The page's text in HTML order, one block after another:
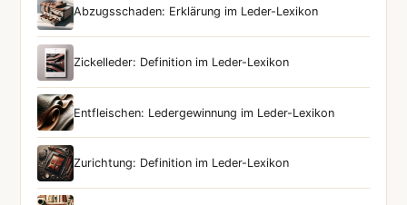
Abzugsschaden: Erklärung im Leder-Lexikon
Zickelleder: Definition im Leder-Lexikon
Entfleischen: Ledergewinnung im Leder-Lexikon
Zurichtung: Definition im Leder-Lexikon